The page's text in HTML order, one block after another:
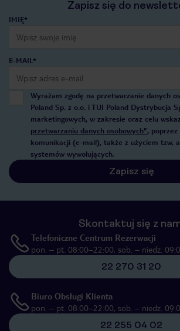
Zapisz się do
IMIĘ*
E-MAIL*
Wyrażam zgodę na przetwarzanie danych
Poland Sp. z o.o. i TUI Poland Dystrybucja
marketingowych, w zakresie oraz celu
przetwarzaniu danych osobowych”,
komunikacji (e-mail), także z użyciem tzw.
systemów wywołujących.
Zapisz się
Skontaktuj się z
Telefoniczne Centrum Rezerwacji
pon. – pt. 08:00–22:00, sob. – niedz.
22 270 31 20
Biuro Obsługi Klienta
pon. – pt. 08:00–22:00, sob. – niedz.
22 255 04 02